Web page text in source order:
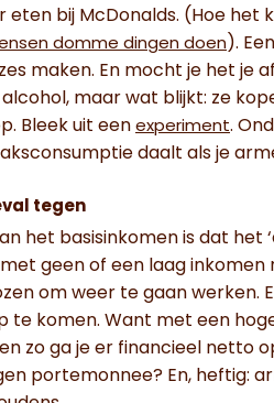
bij McDonalds. (Hoe het
domme dingen doen ).
maken. En mocht je het je
maar wat blijkt: ze
Bleek uit een experiment.
daalt als je
tegen
het basisinkomen is dat het
geen of een laag
om weer te gaan werken.
te komen. Want met een
zo ga je er financieel netto
portemonnee? En, heftig: